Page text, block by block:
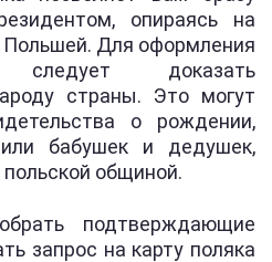
опираясь на
Польшей. Для оформления
доказать
страны. Это могут
о рождении,
бабушек и дедушек,
общиной.
подтверждающие
запрос на карту поляка